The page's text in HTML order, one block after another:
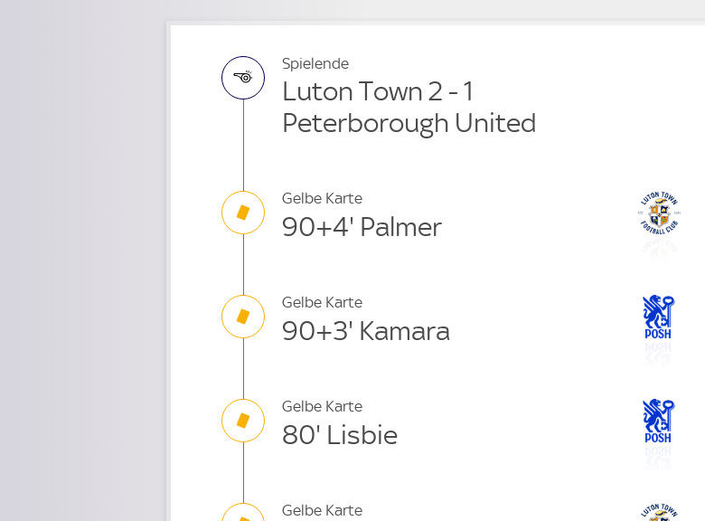
Spielende
Luton Town 2 - 1
Peterborough United
Gelbe Karte
90+4' Palmer
Gelbe Karte
90+3' Kamara
Gelbe Karte
80' Lisbie
Gelbe Karte